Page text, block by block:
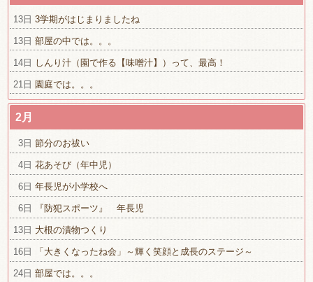
13日 3学期がはじまりましたね
13日 部屋の中では。。。
14日 しんり汁（園で作る【味噌汁】）って、最高！
21日 園庭では。。。
2月
3日 節分のお祓い
4日 花あそび（年中児）
6日 年長児が小学校へ
6日 『防犯スポーツ』 年長児
13日 大根の漬物つくり
16日 「大きくなったね会」～輝く笑顔と成長のステージ～
24日 部屋では。。。